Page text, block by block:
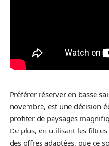
Préférer réserver en basse
novembre, est une décision
profiter de paysages
De plus, en utilisant les
des offres adaptées, que ce